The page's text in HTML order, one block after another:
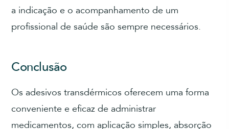
a indicação e o acompanhamento de um
profissional de saúde são sempre necessários.
Conclusão
Os adesivos transdérmicos oferecem uma forma
conveniente e eficaz de administrar
medicamentos, com aplicação simples, absorção